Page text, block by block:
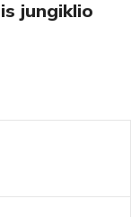
jungiklio